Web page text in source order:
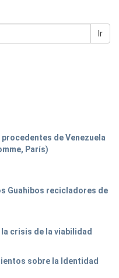
Ir
de Venezuela
París)
Guahibos recicladores de
crisis de la viabilidad
sobre la Identidad